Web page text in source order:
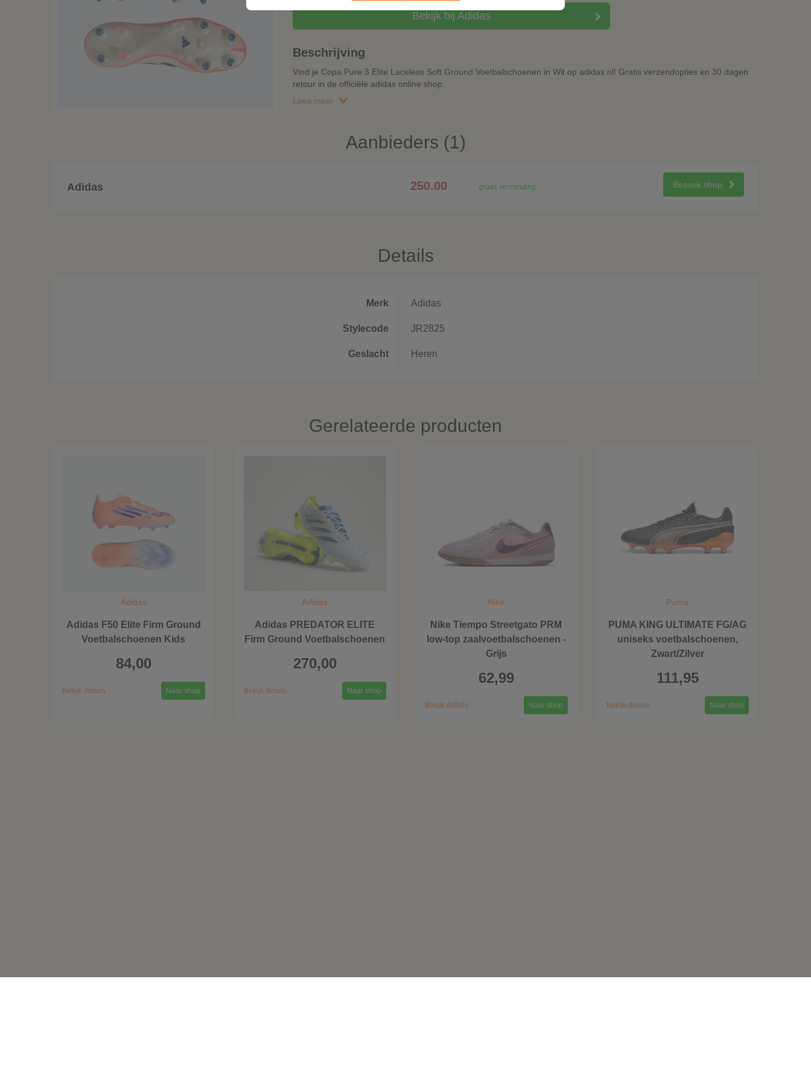
Bekijk bij Adidas
Beschrijving
Vind je Copa Pure 3 Elite Laceless Soft Ground Voetbalschoenen in Wit op adidas.nl! Gratis verzendopties en 30 dagen
retour in de officiële adidas online shop.
Lees meer
Aanbieders (1)
Adidas 250.00 gratis verzending Bezoek shop
Details
Merk Adidas
Stylecode JR2825
Geslacht Heren
Gerelateerde producten
Adidas
Adidas F50 Elite Firm Ground
Voetbalschoenen Kids
84,00
Bekijk details Naar shop
Adidas
Adidas PREDATOR ELITE
Firm Ground Voetbalschoenen
270,00
Bekijk details Naar shop
Nike
Nike Tiempo Streetgato PRM
low-top zaalvoetbalschoenen -
Grijs
62,99
Bekijk details Naar shop
Puma
PUMA KING ULTIMATE FG/AG
uniseks voetbalschoenen,
Zwart/Zilver
111,95
Bekijk details Naar shop